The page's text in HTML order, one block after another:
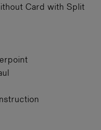
Card with Split